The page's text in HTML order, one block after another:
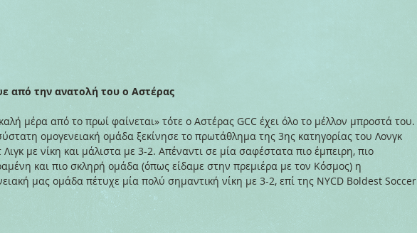
από την ανατολή του ο Αστέρας
μέρα από το πρωί φαίνεται» τότε ο Αστέρας GCC έχει όλο το μέλλον μπροστά του.
ομογενειακή ομάδα ξεκίνησε το πρωτάθλημα της 3ης κατηγορίας του Λονγκ
Λιγκ με νίκη και μάλιστα με 3-2. Απέναντι σε μία σαφέστατα πιο έμπειρη, πιο
και πιο σκληρή ομάδα (όπως είδαμε στην πρεμιέρα με τον Κόσμος) η
μας ομάδα πέτυχε μία πολύ σημαντική νίκη με 3-2, επί της NYCD Boldest Soccer